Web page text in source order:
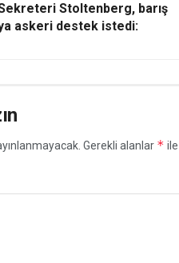
Stoltenberg, barış
askeri destek istedi:
Gerekli alanlar *